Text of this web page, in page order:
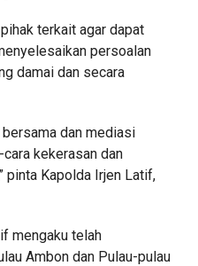
terkait agar dapat
persoalan
damai dan secara
dan mediasi
kekerasan dan
pinta Kapolda Irjen Latif,
mengaku telah
Ambon dan Pulau-pulau